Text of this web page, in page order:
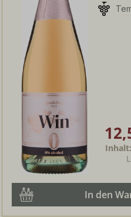
Inhalt:
In den